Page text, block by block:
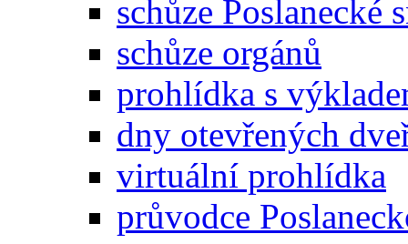
schůze Poslanecké
schůze orgánů
prohlídka s
dny otevřených
virtuální prohlídka
průvodce